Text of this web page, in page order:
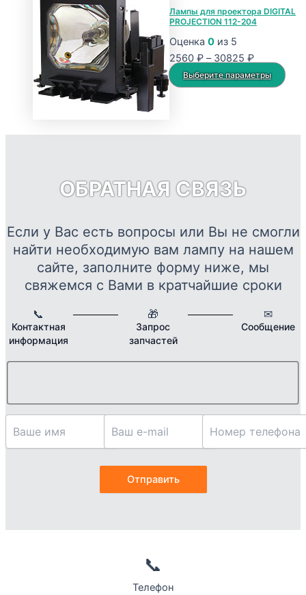
2560 ₽
–
57832 ₽
имеет
несколько
вариаций.
Опции
можно
выбрать
товара.
Лампы для проектора DIGITAL
PROJECTION 112-204
Оценка 0 из 5
2560 ₽ – 30825 ₽Диапазон
цен:
2560 ₽
Выберите параметры
ОБРАТНАЯ СВЯЗЬ
Если у Вас есть вопросы или Вы не смогли
найти необходимую вам лампу на нашем
сайте, заполните форму ниже, мы
свяжемся с Вами в кратчайшие сроки
📞
Контактная
информация
🎁
Запрос
запчастей
✉
Сообщение
📞
Телефон